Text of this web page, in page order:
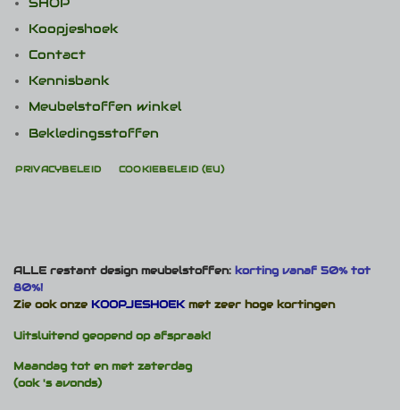
Koopjeshoek
Contact
Kennisbank
Meubelstoffen winkel
Bekledingsstoffen
PRIVACYBELEID COOKIEBELEID (EU)
ALLE restant design meubelstoffen: korting vanaf 50% tot
80%!
Zie ook onze KOOPJESHOEKmet zeer hoge kortingen
Uitsluitend geopend op afspraak!
Maandag tot en met zaterdag
(ook 's avonds)